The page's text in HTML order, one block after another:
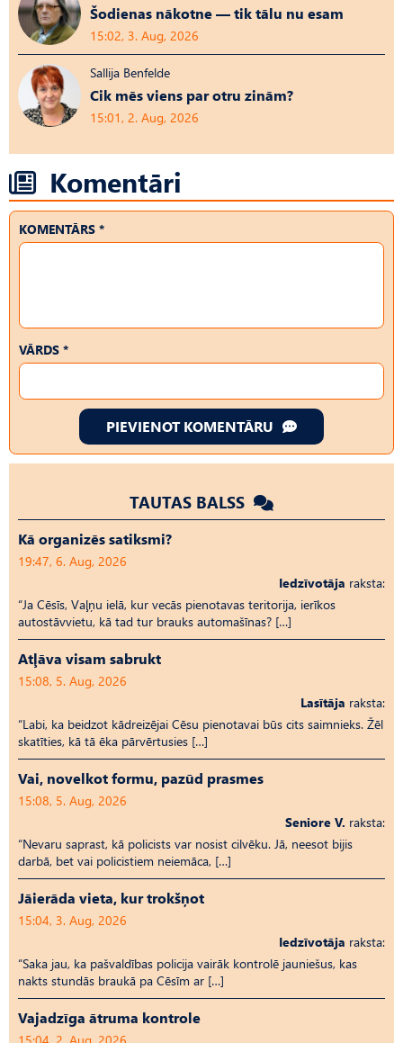
Šodienas nākotne — tik tālu nu esam
15:02, 3. Aug, 2026
Sallija Benfelde
Cik mēs viens par otru zinām?
15:01, 2. Aug, 2026
Komentāri
KOMENTĀRS *
VĀRDS *
PIEVIENOT KOMENTĀRU
TAUTAS BALSS
Kā organizēs satiksmi?
19:47, 6. Aug, 2026
Iedzīvotāja raksta:
“Ja Cēsīs, Vaļņu ielā, kur vecās pienotavas teritorija, ierīkos
autostāvvietu, kā tad tur brauks automašīnas? […]
Atļāva visam sabrukt
15:08, 5. Aug, 2026
Lasītāja raksta:
“Labi, ka beidzot kādreizējai Cēsu pienotavai būs cits saimnieks. Žēl
skatīties, kā tā ēka pārvērtusies […]
Vai, novelkot formu, pazūd prasmes
15:08, 5. Aug, 2026
Seniore V. raksta:
“Nevaru saprast, kā policists var nosist cilvēku. Jā, neesot bijis
darbā, bet vai policistiem neiemāca, […]
Jāierāda vieta, kur trokšņot
15:04, 3. Aug, 2026
Iedzīvotāja raksta:
“Saka jau, ka pašvaldības policija vairāk kontrolē jauniešus, kas
nakts stundās braukā pa Cēsīm ar […]
Vajadzīga ātruma kontrole